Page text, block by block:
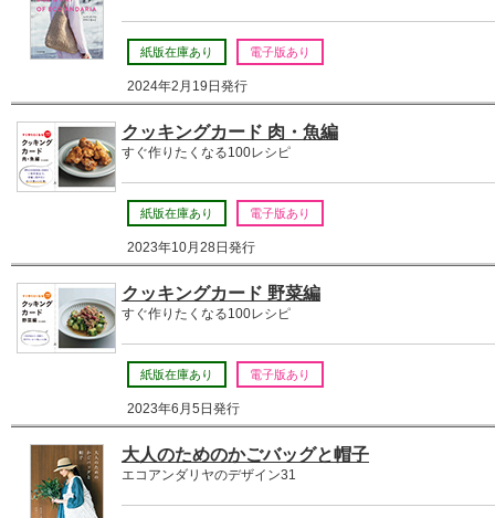
紙版在庫あり 電子版あり
2024年2月19日発行
クッキングカード 肉・魚編
すぐ作りたくなる100レシピ
紙版在庫あり 電子版あり
2023年10月28日発行
クッキングカード 野菜編
すぐ作りたくなる100レシピ
紙版在庫あり 電子版あり
2023年6月5日発行
大人のためのかごバッグと帽子
エコアンダリヤのデザイン31